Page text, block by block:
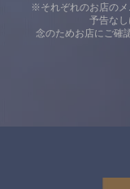
※それぞれのお店のメ
予告なし
念のためお店にご確